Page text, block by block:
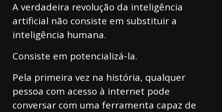
A verdadeira revolução da inteligência
artificial não consiste em substituir a
inteligência humana.
Consiste em potencializá-la.
Pela primeira vez na história, qualquer
pessoa com acesso à internet pode
conversar com uma ferramenta capaz de